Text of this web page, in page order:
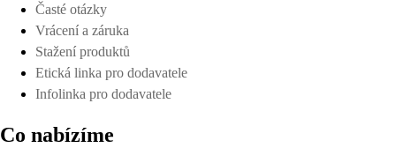
Časté otázky
Vrácení a záruka
Stažení produktů
Etická linka pro dodavatele
Infolinka pro dodavatele
Co nabízíme